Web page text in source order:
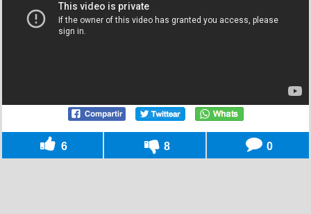
6 8 0